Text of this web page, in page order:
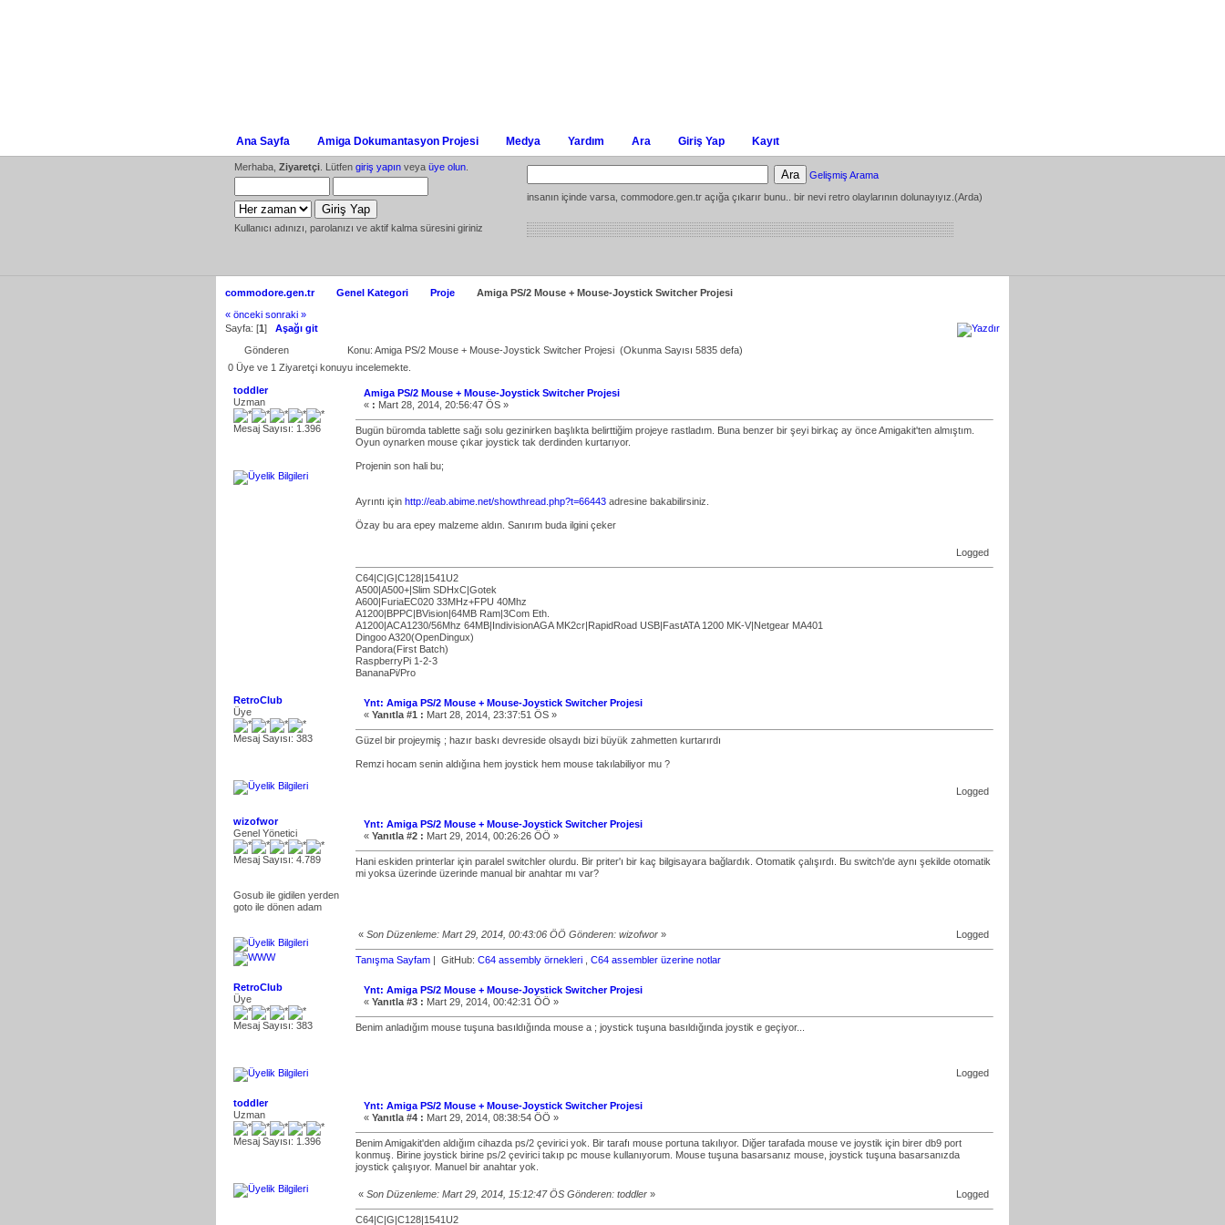
Ana Sayfa Amiga Dokumantasyon Projesi Medya Yardım Ara Giriş Yap Kayıt
Merhaba, Ziyaretçi . Lütfen giriş yapın veya üye olun
Kullanıcı adınızı, parolanızı ve aktif kalma süresini giriniz
Gelişmiş Arama
insanın içinde varsa, commodore.gen.tr açığa çıkarır bunu.. bir nevi retro olaylarının dolunayıyız.(Arda)
commodore.gen.tr Genel Kategori Proje
Amiga PS/2 Mouse + Mouse-Joystick Switcher Projesi
« önceki sonraki »
Sayfa: [1] Aşağı git
Gönderen
Konu: Amiga PS/2 Mouse + Mouse-Joystick Switcher Projesi (Okunma Sayısı 5835 defa)
0 Üye ve 1 Ziyaretçi konuyu incelemekte.
toddler
Uzman
Mesaj Sayısı: 1.396
Amiga PS/2 Mouse + Mouse-Joystick Switcher Projesi
« : Mart 28, 2014, 20:56:47 ÖS »
Bugün büromda tablette sağı solu gezinirken başlıkta belirttiğim projeye rastladım. Buna benzer bir şeyi birkaç ay önce Amigakit'ten almıştım.
Oyun oynarken mouse çıkar joystick tak derdinden kurtarıyor.
Projenin son hali bu;
Ayrıntı için http://eab.abime.net/showthread.php?t=66443 adresine bakabilirsiniz.
Özay bu ara epey malzeme aldın. Sanırım buda ilgini çeker
Logged
C64|C|G|C128|1541U2
A500|A500+|Slim SDHxC|Gotek
A600|FuriaEC020 33MHz+FPU 40Mhz
A1200|BPPC|BVision|64MB Ram|3Com Eth.
A1200|ACA1230/56Mhz 64MB|IndivisionAGA MK2cr|RapidRoad USB|FastATA 1200 MK-V|Netgear MA401
Dingoo A320(OpenDingux)
Pandora(First Batch)
RaspberryPi 1-2-3
BananaPi/Pro
RetroClub
Üye
Mesaj Sayısı: 383
Ynt: Amiga PS/2 Mouse + Mouse-Joystick Switcher Projesi
« Yanıtla #1 : Mart 28, 2014, 23:37:51 ÖS »
Güzel bir projeymiş ; hazır baskı devreside olsaydı bizi büyük zahmetten kurtarırdı
Remzi hocam senin aldığına hem joystick hem mouse takılabiliyor mu ?
Logged
wizofwor
Genel Yönetici
Mesaj Sayısı: 4.789
Gosub ile gidilen yerden
goto ile dönen adam
Ynt: Amiga PS/2 Mouse + Mouse-Joystick Switcher Projesi
« Yanıtla #2 : Mart 29, 2014, 00:26:26 ÖÖ »
Hani eskiden printerlar için paralel switchler olurdu. Bir priter'ı bir kaç bilgisayara bağlardık. Otomatik çalışırdı. Bu switch'de aynı şekilde otomatik
mi yoksa üzerinde üzerinde manual bir anahtar mı var?
« Son Düzenleme: Mart 29, 2014, 00:43:06 ÖÖ Gönderen: wizofwor » Logged
Tanışma Sayfam | GitHub: C64 assembly örnekleri C64 assembler üzerine notlar
RetroClub
Üye
Mesaj Sayısı: 383
Ynt: Amiga PS/2 Mouse + Mouse-Joystick Switcher Projesi
« Yanıtla #3 : Mart 29, 2014, 00:42:31 ÖÖ »
Benim anladığım mouse tuşuna basıldığında mouse a ; joystick tuşuna basıldığında joystik e geçiyor...
Logged
toddler
Uzman
Mesaj Sayısı: 1.396
Ynt: Amiga PS/2 Mouse + Mouse-Joystick Switcher Projesi
« Yanıtla #4 : Mart 29, 2014, 08:38:54 ÖÖ »
Benim Amigakit'den aldığım cihazda ps/2 çevirici yok. Bir tarafı mouse portuna takılıyor. Diğer tarafada mouse ve joystik için birer db9 port
konmuş. Birine joystick birine ps/2 çevirici takıp pc mouse kullanıyorum. Mouse tuşuna basarsanız mouse, joystick tuşuna basarsanızda
joystick çalışıyor. Manuel bir anahtar yok.
« Son Düzenleme: Mart 29, 2014, 15:12:47 ÖS Gönderen: toddler » Logged
C64|C|G|C128|1541U2